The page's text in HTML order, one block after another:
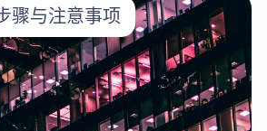
骤与注意事项